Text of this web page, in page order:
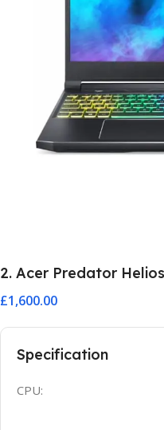
2. Acer Predator
£1,600.00
Specification
CPU: